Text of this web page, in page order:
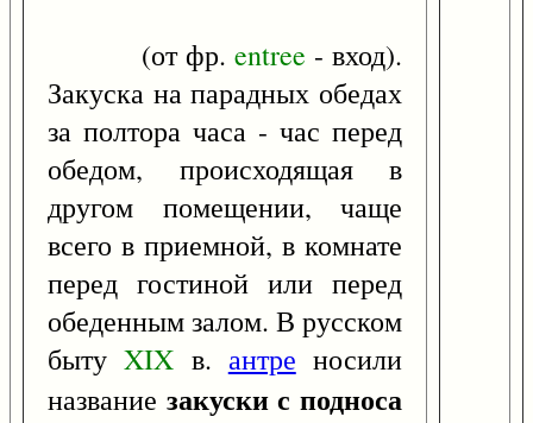
(от фр.entree - вход).
Закуска на парадных обедах
за полтора часа - час перед
обедом, происходящая в
другом помещении, чаще
всего в приемной, в комнате
перед гостиной или перед
обеденным залом. В русском
бытуXIX в. антре носили
название закуски с подноса